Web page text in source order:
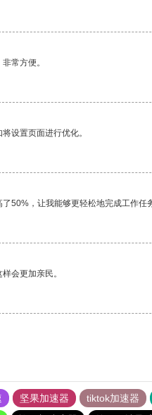
常方便。
设置页面进行优化。
50%，让我能够更轻松地完成工作任
会更加亲民。
坚果加速器 tiktok加速器